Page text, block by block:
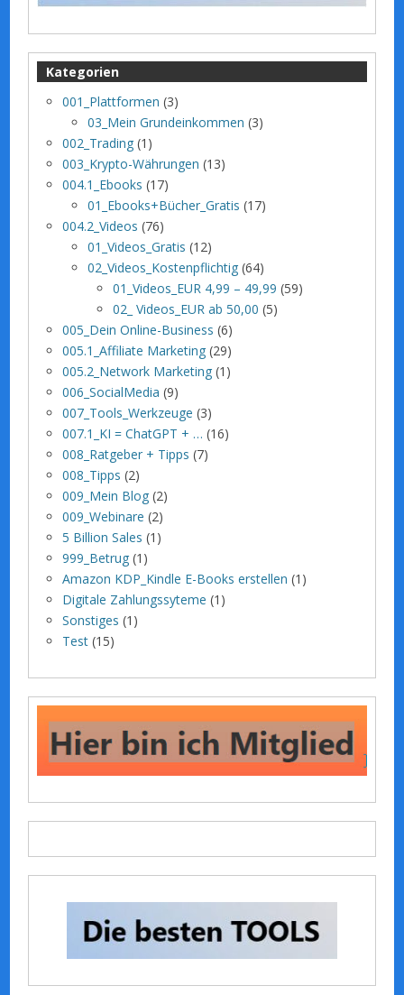
Kategorien
001_Plattformen (3)
03_Mein Grundeinkommen (3)
002_Trading (1)
003_Krypto-Währungen (13)
004.1_Ebooks (17)
01_Ebooks+Bücher_Gratis (17)
004.2_Videos (76)
01_Videos_Gratis (12)
02_Videos_Kostenpflichtig (64)
01_Videos_EUR 4,99 – 49,99 (59)
02_ Videos_EUR ab 50,00 (5)
005_Dein Online-Business (6)
005.1_Affiliate Marketing (29)
005.2_Network Marketing (1)
006_SocialMedia (9)
007_Tools_Werkzeuge (3)
007.1_KI = ChatGPT + … (16)
008_Ratgeber + Tipps (7)
008_Tipps (2)
009_Mein Blog (2)
009_Webinare (2)
5 Billion Sales (1)
999_Betrug (1)
Amazon KDP_Kindle E-Books erstellen (1)
Digitale Zahlungssyteme (1)
Sonstiges (1)
Test (15)